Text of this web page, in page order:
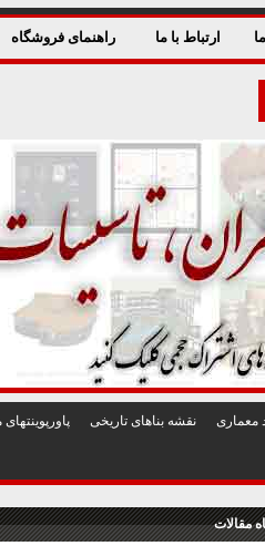
ارتباط با ما راهنمای فروشگاه
معماری نقشه بناهای تاريخی
مقالات